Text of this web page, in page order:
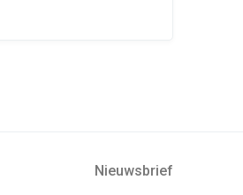
Nieuwsbrief